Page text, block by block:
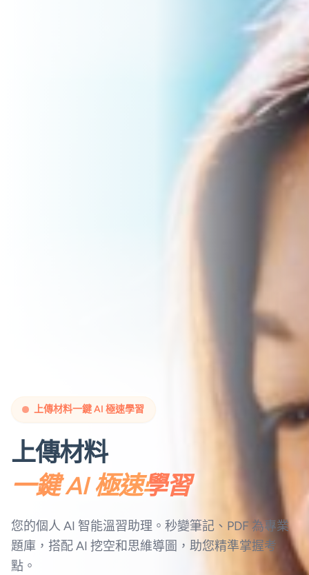
上傳材料一鍵 AI 極速學習
上傳材料
一鍵 AI 極速學習
您的個人 AI 智能溫習助理。秒變筆記、PDF 為專業
題庫，搭配 AI 挖空和思維導圖，助您精準掌握考
點。